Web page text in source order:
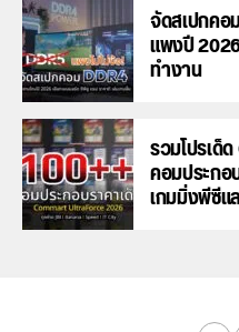
จัดสเปกคอ
แพงปี
ทำงาน
รวมโปรเด็
คอมประก
เกมมิ่งพีซีแ